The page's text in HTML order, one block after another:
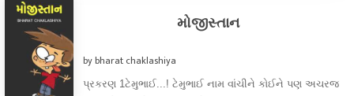
મોજીસ્તાન
by bharat chaklashiya
પ્રકરણ 1ટેમુભાઈ...! ટેમુભાઈ નામ વાંચીને કોઈને પણ અચરજ